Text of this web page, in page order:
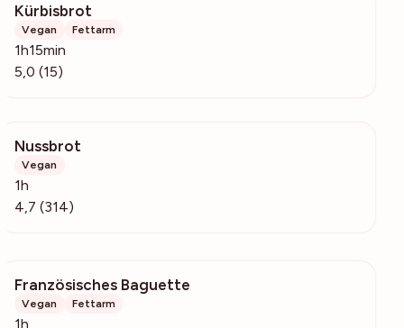
Kürbisbrot
Vegan Fettarm
1h15min
5,0 (15)
Nussbrot
Vegan
1h
4,7 (314)
Französisches Baguette
Vegan Fettarm
1h